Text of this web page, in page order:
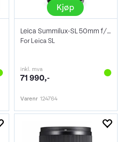
Kjøp
Leica Summilux-SL 50mm f/1.4 ASPH.
For Leica SL
inkl. mva
71 990,-
Varenr 124764